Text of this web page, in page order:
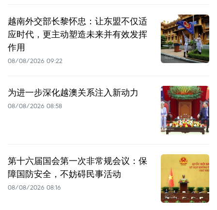
越南外交部长黎怀忠：让东盟不仅适
应时代，更主动塑造未来并有效发挥
作用
08/08/2026 09:22
为进一步深化越澳关系注入新动力
08/08/2026 08:58
第十六届国会第一次非常规会议：保
障国防安全，不妨碍民事活动
08/08/2026 08:16